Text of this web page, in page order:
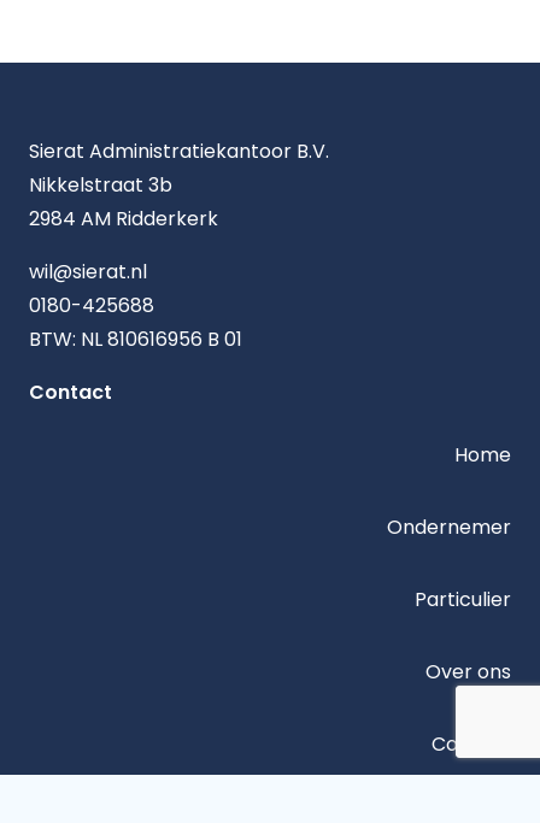
Sierat Administratiekantoor B.V.
Nikkelstraat 3b
2984 AM Ridderkerk
wil@sierat.nl
0180-425688
BTW: NL 810616956 B 01
Contact
Home
Ondernemer
Particulier
Over ons
Contact